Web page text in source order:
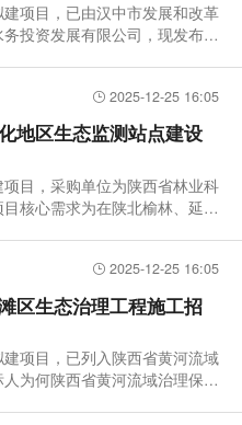
项目，已由汉中市发展和改革
投资发展有限公司，现发布E
2025-12-25 16:05
地区生态监测站点建设
目，采购单位为陕西省林业科
核心需求为在陕北榆林、延安
2025-12-25 16:05
区生态治理工程施工招
项目，已列入陕西省黄河流域
为何陕西省黄河流域治理保护